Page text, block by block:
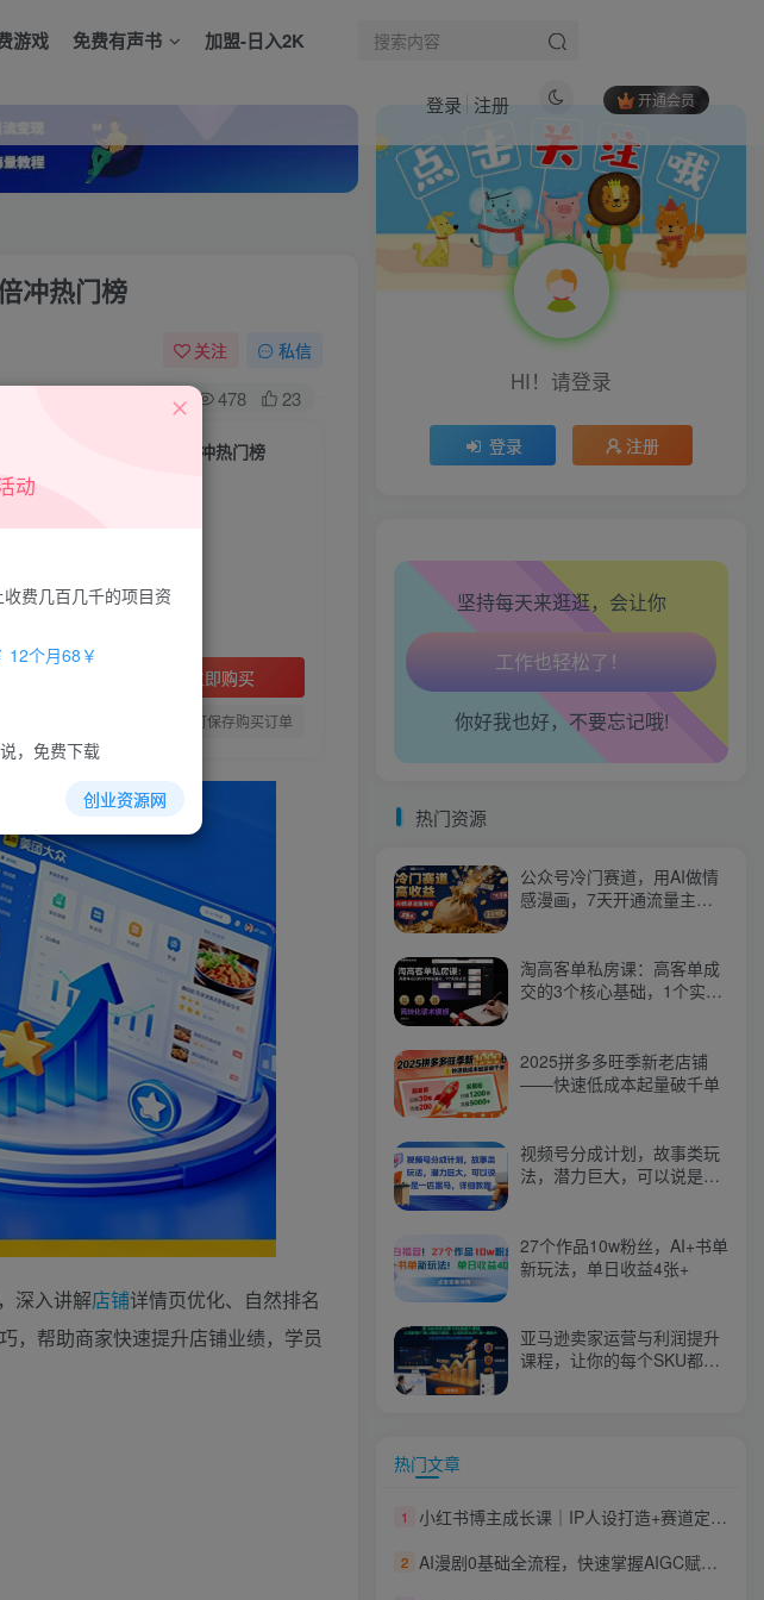
游戏 免费有声书 加盟-日入2K
开通会员
登录 注册
冲热门榜
关注 私信
0 478 23
通实操，2个月业绩翻倍冲热门榜
立即购买
买，办理会员包月更省钱，可保存购买订单
深入讲解店铺详情页优化、自然排名
，帮助商家快速提升店铺业绩，学员
热门文章
小红书博主成长课｜IP人设打造+赛道定位+文案创作+薯条投放+直播实操，宝妈从零打造可变现自媒体账号
AI漫剧0基础全流程，快速掌握AIGC赋能的漫剧量产方法
抖音本地推投放实战课：账户搭建，成本控制，避坑指南，10年优化师经验拆解
流量成交特训营2025年，4天带你打通【只工作不上班】的商业变现模式，让你的时间价值提升10倍
利用豆包去水印下载工具赚钱玩法，零成本零门槛多种收益月入5000+
HI！请登录
登录 注册
坚持每天来逛逛，会让你
生活也美好了！
腿也不痛了！
腰也不酸了！
工作也轻松了！
你好我也好，不要忘记哦!
热门资源
公众号冷门赛道，用AI做情
感漫画，7天开通流量主，
淘高客单私房课：高客单成
交的3个核心基础，1个实操
2025拼多多旺季新老店铺
——快速低成本起量破千单
视频号分成计划，故事类玩
法，潜力巨大，可以说是一
27个作品10w粉丝，AI+书单
新玩法，单日收益4张+
亚马逊卖家运营与利润提升
课程，让你的每个SKU都成
热门文章
1 小红书博主成长课｜IP人设打造+赛道定位+文案创作+薯条投放+直播实操，宝妈从零打造可变现自媒体账号
2 AI漫剧0基础全流程，快速掌握AIGC赋能的漫剧量产方法
动
费几百几千的项目资
12个月68￥
，免费下载
创业资源网